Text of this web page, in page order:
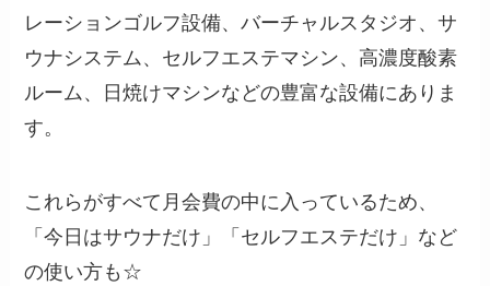
レーションゴルフ設備、バーチャルスタジオ、サ
ウナシステム、セルフエステマシン、高濃度酸素
ルーム、日焼けマシンなどの豊富な設備にありま
す。
これらがすべて月会費の中に入っているため、
「今日はサウナだけ」「セルフエステだけ」など
の使い方も☆